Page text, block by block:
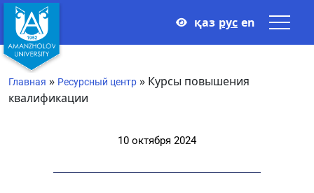
қаз рус en
Главная » Ресурсный центр » Курсы повышения
квалификации
10 октября 2024